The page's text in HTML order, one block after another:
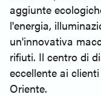
aggiunte
l'energia,
un'innovativa
rifiuti. Il centro di
eccellente ai
Oriente.